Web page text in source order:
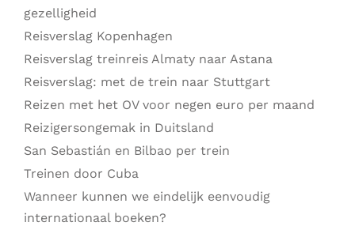
gezelligheid
Reisverslag Kopenhagen
Reisverslag treinreis Almaty naar Astana
Reisverslag: met de trein naar Stuttgart
Reizen met het OV voor negen euro per maand
Reizigersongemak in Duitsland
San Sebastián en Bilbao per trein
Treinen door Cuba
Wanneer kunnen we eindelijk eenvoudig
internationaal boeken?